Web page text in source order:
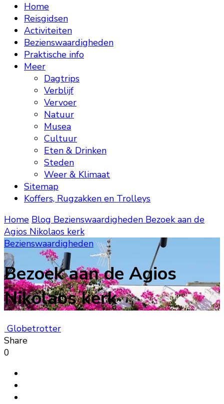
Home
Reisgidsen
Activiteiten
Bezienswaardigheden
Praktische info
Meer
Dagtrips
Verblijf
Vervoer
Natuur
Musea
Cultuur
Eten & Drinken
Steden
Weer & Klimaat
Sitemap
Koffers, Rugzakken en Trolleys
Home Blog Bezienswaardigheden Bezoek aan de
Agios Nikolaos kerk
Bezienswaardigheden
Bezoek aan de Agios
Nikolaos kerk
Globetrotter
Share
0